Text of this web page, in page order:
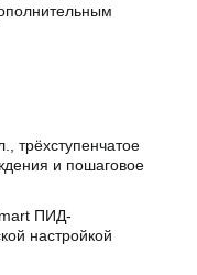
трёхступенчатое
и пошаговое
ПИД-
настройкой